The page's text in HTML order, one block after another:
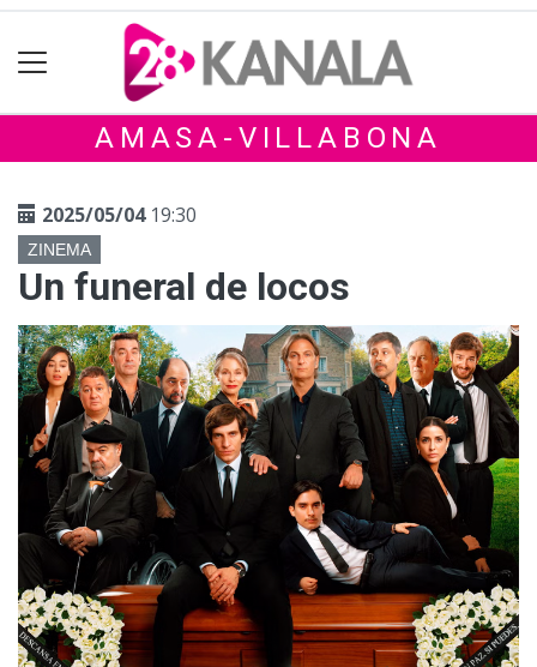
AMASA-VILLABONA
2025/05/0419:30
ZINEMA
Un funeral de locos